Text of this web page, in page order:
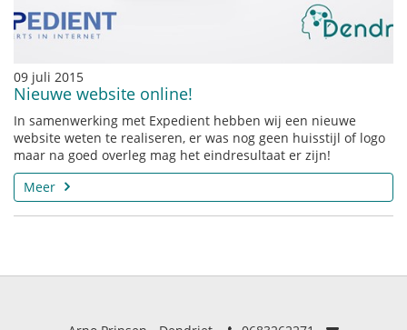
09 juli 2015
Nieuwe website online!
In samenwerking met Expedient hebben wij een nieuwe
website weten te realiseren, er was nog geen huisstijl of logo
maar na goed overleg mag het eindresultaat er zijn!
Meer